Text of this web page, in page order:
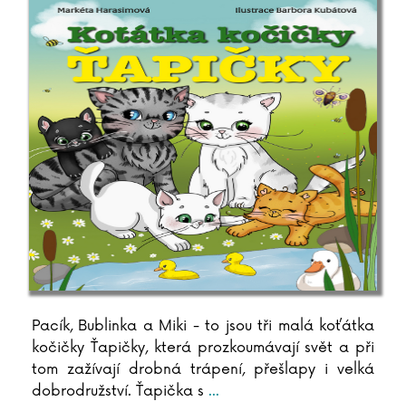
Lucie Königová
Stanislava Korcová
Jiří Korn
Milan Kornelia
Pavel Kosatík
Tomasz Kowal
Lucie Kožinová
Richard Krajčo
Karin Krajčová Babinská
Agota Kristofová
Sylvie Krupanská
Barbora Kubátová
Susanne Kuhlendahl
Zdeněk Kupka
Katarína Kvoriaková
Pacík, Bublinka a Miki - to jsou tři malá koťátka
kočičky Ťapičky, která prozkoumávají svět a při
tom zažívají drobná trápení, přešlapy i velká
dobrodružství. Ťapička s ...